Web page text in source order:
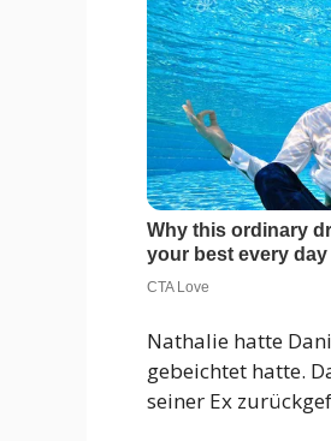
Nathalie hatte
gebeichtet hatte.
seiner Ex